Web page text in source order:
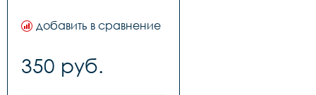
добавить в сравнение
350 руб.